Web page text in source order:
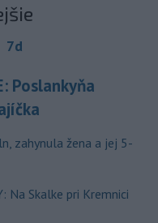
7d
Poslankyňa
zahynula žena a jej 5-
Na Skalke pri Kremnici